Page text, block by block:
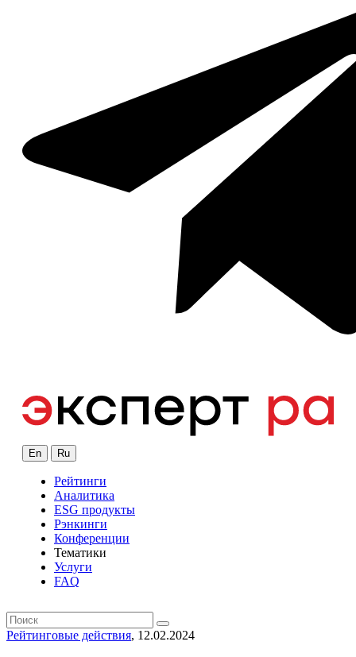
En Ru
Рейтинги
Аналитика
ESG продукты
Рэнкинги
Конференции
Тематики
Услуги
FAQ
Рейтинговые действия, 12.02.2024